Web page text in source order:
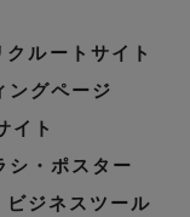
クルートサイト
ングページ
イト
シ・ポスター
ビジネスツール